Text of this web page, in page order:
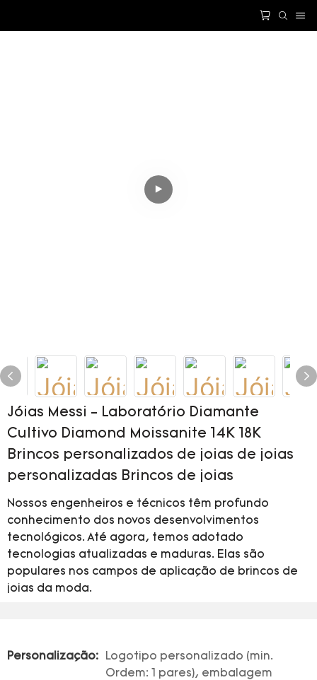
Jóias Messi - Laboratório Diamante
Cultivo Diamond Moissanite 14K 18K
Brincos personalizados de joias de joias
personalizadas Brincos de joias
Nossos engenheiros e técnicos têm profundo
conhecimento dos novos desenvolvimentos
tecnológicos. Até agora, temos adotado
tecnologias atualizadas e maduras. Elas são
populares nos campos de aplicação de brincos de
joias da moda.
Personalização:
Logotipo personalizado (min.
Ordem: 1 pares), embalagem